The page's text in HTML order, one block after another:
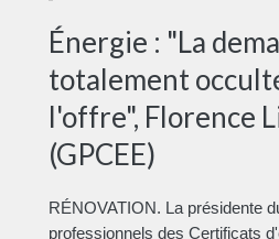
Énergie : "La
totalement
l'offre", Florence
(GPCEE)
RÉNOVATION. La présidente
professionnels des Certificats